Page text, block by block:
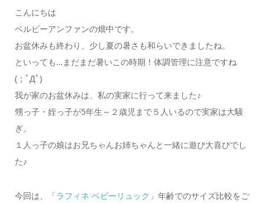
こんにちは
ベルビーアンファンの畑中です。
お盆休みも終わり、少し夏の暑さも和らいできましたね。
といっても…まだまだ暑いこの時期！体調管理に注意ですね
(；ﾟДﾟ)
我が家のお盆休みは、私の実家に行って来ました♪
甥っ子・姪っ子が5年生～２歳児まで５人いるので実家は大騒
ぎ。
１人っ子の娘はお兄ちゃんお姉ちゃんと一緒に遊び大喜びでし
た♪
今回は、「ラフィネ ベビーリュック 」年齢でのサイズ比較をご